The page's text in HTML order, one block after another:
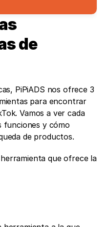
de
PiPiADS nos ofrece 3
para encontrar
Vamos a ver cada
funciones y cómo
de productos.
que ofrece la